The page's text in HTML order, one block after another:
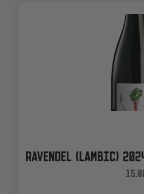
RAVENDEL (LAMBIC)